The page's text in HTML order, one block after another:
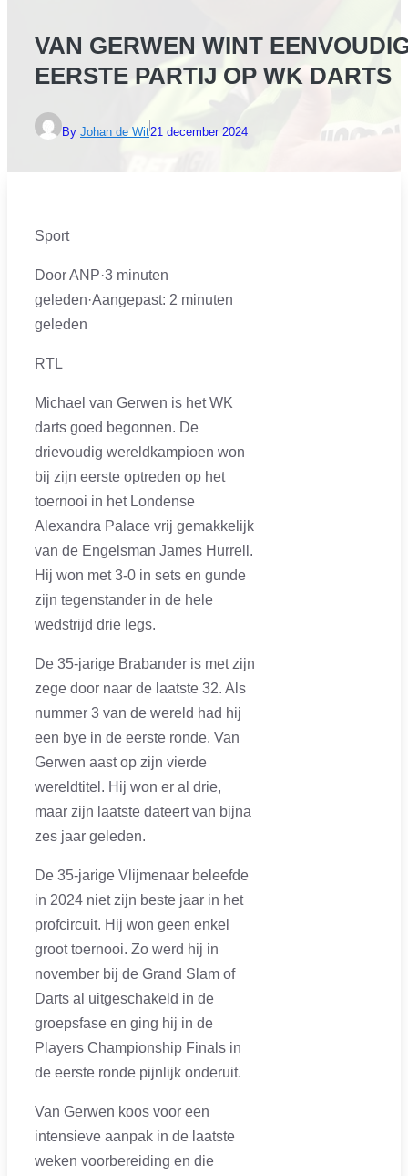
VAN GERWEN WINT
EERSTE PARTIJ OP WK DARTS
By Johan de Wit21 december 2024
Sport
Door ANP·3 minuten
geleden·Aangepast: 2 minuten
geleden
RTL
Michael van Gerwen is het WK
darts goed begonnen. De
drievoudig wereldkampioen won
bij zijn eerste optreden op het
toernooi in het Londense
Alexandra Palace vrij gemakkelijk
van de Engelsman James Hurrell.
Hij won met 3-0 in sets en gunde
zijn tegenstander in de hele
wedstrijd drie legs.
De 35-jarige Brabander is met zijn
zege door naar de laatste 32. Als
nummer 3 van de wereld had hij
een bye in de eerste ronde. Van
Gerwen aast op zijn vierde
wereldtitel. Hij won er al drie,
maar zijn laatste dateert van bijna
zes jaar geleden.
De 35-jarige Vlijmenaar beleefde
in 2024 niet zijn beste jaar in het
profcircuit. Hij won geen enkel
groot toernooi. Zo werd hij in
november bij de Grand Slam of
Darts al uitgeschakeld in de
groepsfase en ging hij in de
Players Championship Finals in
de eerste ronde pijnlijk onderuit.
Van Gerwen koos voor een
intensieve aanpak in de laatste
weken voorbereiding en die